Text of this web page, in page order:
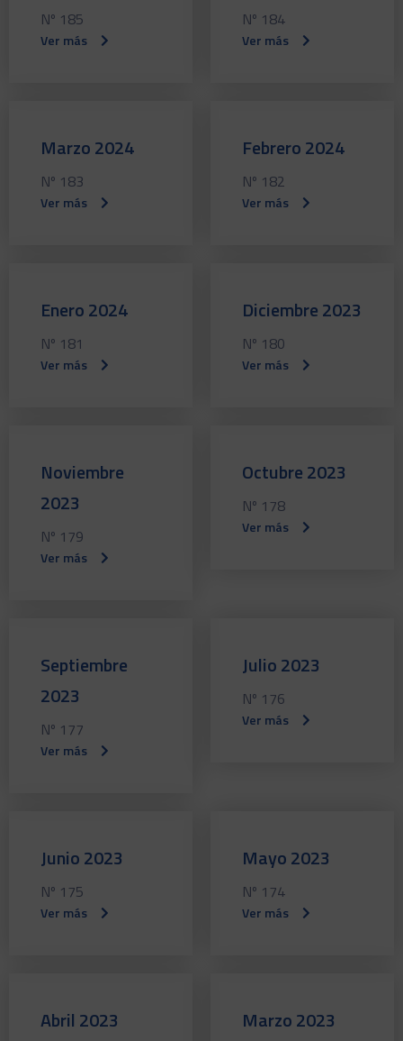
Nº 185
Ver más
Nº 184
Ver más
Marzo 2024
Nº 183
Ver más
Febrero 2024
Nº 182
Ver más
Enero 2024
Nº 181
Ver más
Diciembre 2023
Nº 180
Ver más
Noviembre
2023
Nº 179
Ver más
Octubre 2023
Nº 178
Ver más
Septiembre
2023
Nº 177
Ver más
Julio 2023
Nº 176
Ver más
Junio 2023
Nº 175
Ver más
Mayo 2023
Nº 174
Ver más
Abril 2023 Marzo 2023